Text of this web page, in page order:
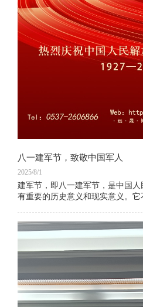
八一建军节，致敬中国军人
2025/8/1
建军节，即八一建军节，是中国
有重要的历史意义和现实意义。
全国人民爱国热情，增强民族自豪
行各种形式的纪念活动，以表达对
之情。